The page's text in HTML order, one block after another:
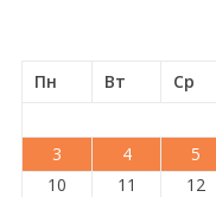
Пн
Вт Ср
3
4 5
10
11 12